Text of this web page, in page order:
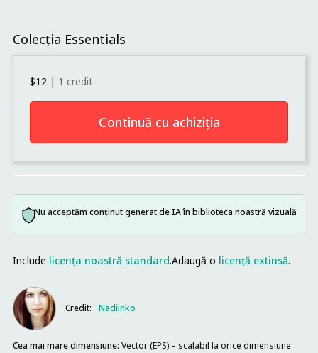
Colecția Essentials
$12 | 1 credit
Continuă cu achiziția
Nu acceptăm conținut generat de IA în biblioteca noastră vizuală
Include licența noastră standard.Adaugă o licență extinsă.
Credit: Nadiinko
Cea mai mare dimensiune: Vector (EPS) – scalabil la orice dimensiune